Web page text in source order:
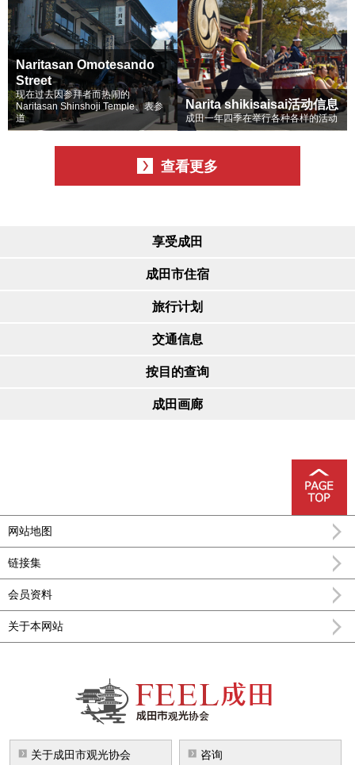
Naritasan Omotesando
Street
现在过去因参拜者而热闹的
Naritasan Shinshoji Temple、表参
道
Narita shikisaisai活动信息
成田一年四季在举行各种各样的活动
查看更多
享受成田
成田市住宿
旅行计划
交通信息
按目的查询
成田画廊
网站地图
链接集
会员资料
关于本网站
FEEL成田成田市公式观光信息
关于成田市观光协会 咨询